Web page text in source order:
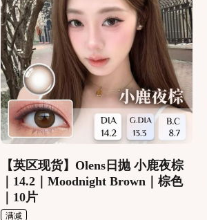
【英区现货】Olens日抛 小鹿夜棕
｜14.2｜Moodnight Brown｜棕色
｜10片
满减